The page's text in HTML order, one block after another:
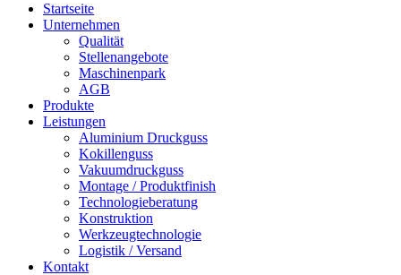
Start­sei­te
Unter­neh­men
Qua­li­tät
Stel­len­an­ge­bo­te
Maschi­nen­park
AGB
Pro­duk­te
Leis­tun­gen
Alu­mi­ni­um Druck­guss
Kokil­len­guss
Vaku­um­druck­guss
Mon­ta­ge / Pro­dukt­fi­nish
Tech­no­lo­gie­be­ra­tung
Kon­struk­ti­on
Werk­zeug­tech­no­lo­gie
Logis­tik / Ver­sand
Kon­takt